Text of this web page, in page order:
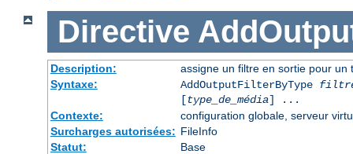
Directive
Description:
assigne un filtre en sortie pour un
Syntaxe:
AddOutputFilterByType
[type_de_média] ...
Contexte:
configuration globale, serveur
Surcharges autorisées: FileInfo
Statut:
Base